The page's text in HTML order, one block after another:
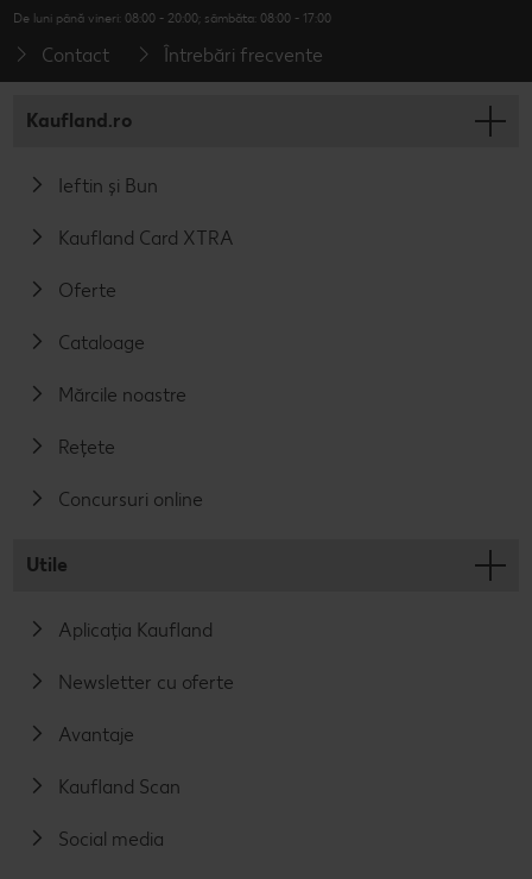
De luni până vineri: 08:00 - 20:00; sâmbăta: 08:00 - 17:00
Contact Întrebări frecvente
Kaufland.ro
Ieftin și Bun
Kaufland Card XTRA
Oferte
Cataloage
Mărcile noastre
Rețete
Concursuri online
Utile
Aplicația Kaufland
Newsletter cu oferte
Avantaje
Kaufland Scan
Social media